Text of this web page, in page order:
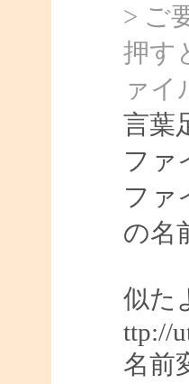
> ご
押す
ァイ
言葉
ファ
ファ
の名
似た
ttp://
名前